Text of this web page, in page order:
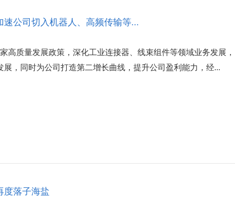
公司切入机器人、高频传输等...
高质量发展政策，深化工业连接器、线束组件等领域业务发展，
，同时为公司打造第二增长曲线，提升公司盈利能力，经...
度落子海盐